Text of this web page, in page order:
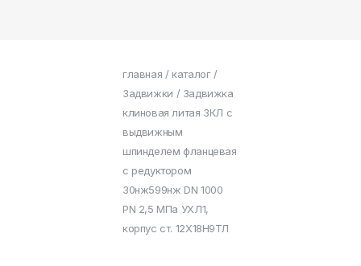
главная / каталог/
Задвижки / Задвижка
клиновая литая ЗКЛ с
выдвижным
шпинделем фланцевая
с редуктором
30нж599нж DN 1000
PN 2,5 МПа УХЛ1,
корпус ст. 12Х18Н9ТЛ